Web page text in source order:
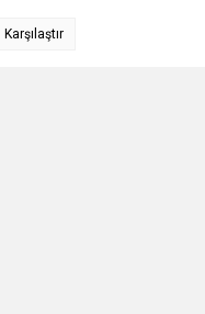
Karşılaştır